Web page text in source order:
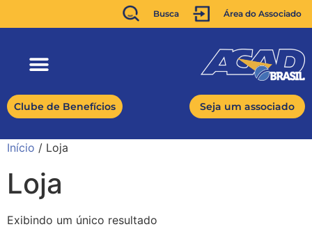
Busca Área do Associado
Clube de Benefícios Seja um associado
Início / Loja
Loja
Exibindo um único resultado